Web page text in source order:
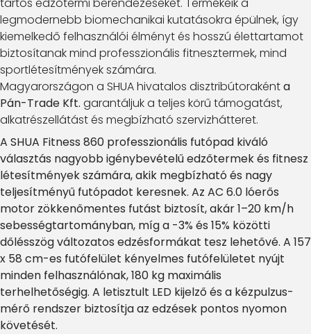
legmodernebb biomechanikai kutatásokra épülnek, így
kiemelkedő felhasználói élményt és hosszú élettartamot
biztosítanak mind professzionális fitnesztermek, mind
sportlétesítmények számára.
Magyarországon a SHUA hivatalos disztribútorakénta
Pán-Trade Kft. garantáljuk a teljes körű támogatást,
alkatrészellátást és megbízható szervizhátteret.
A SHUA Fitness 860 professzionális futópad kiváló
választás nagyobb igénybevételű edzőtermek és fitnesz
létesítmények számára, akik megbízható és nagy
teljesítményű futópadot keresnek. Az AC 6.0 lóerős
motor zökkenőmentes futást biztosít, akár 1–20 km/h
sebességtartományban, míg a -3% és 15% közötti
dőlésszög változatos edzésformákat tesz lehetővé. A 157
x 58 cm-es futófelület kényelmes futófelületet nyújt
minden felhasználónak, 180 kg maximális
terhelhetőségig. A letisztult LED kijelző és a kézpulzus-
mérő rendszer biztosítja az edzések pontos nyomon
követését.